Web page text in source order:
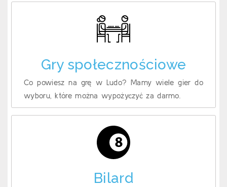
Gry społecznościowe
Co powiesz na grę w Ludo? Mamy wiele gier do
wyboru, które można wypożyczyć za darmo.
Bilard